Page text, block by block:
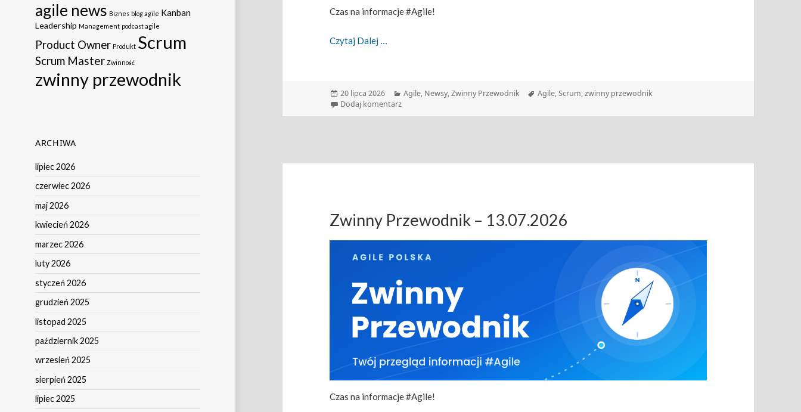
agile news Biznes blog agile Kanban
Leadership Management podcast agile
Product Owner Produkt Scrum
Scrum Master Zwinność
zwinny przewodnik
ARCHIWA
lipiec 2026
czerwiec 2026
maj 2026
kwiecień 2026
marzec 2026
luty 2026
styczeń 2026
grudzień 2025
listopad 2025
październik 2025
wrzesień 2025
sierpień 2025
lipiec 2025
Czas na informacje #Agile!
Czytaj Dalej
Data
publikacji
20 lipca 2026 Kategorie
Agile, Newsy,Zwinny Przewodnik Tagi
Agile,Scrum,zwinny przewodnik
Dodaj komentarzdo Zwinny Przewodnik – 20.07.2026
Zwinny Przewodnik – 13.07.2026
Czas na informacje #Agile!